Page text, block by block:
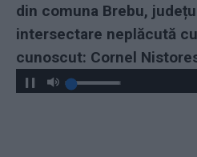
din comuna Brebu,
intersectare neplăcută
cunoscut: Cornel